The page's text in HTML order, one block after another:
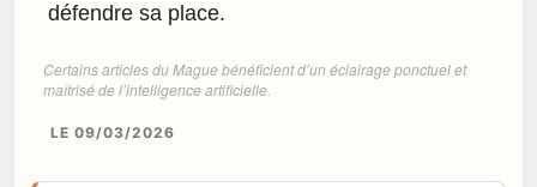
défendre sa place.
Certains articles du Mague bénéficient d’un éclairage ponctuel et
maîtrisé de l’intelligence artificielle.
LE 09/03/2026